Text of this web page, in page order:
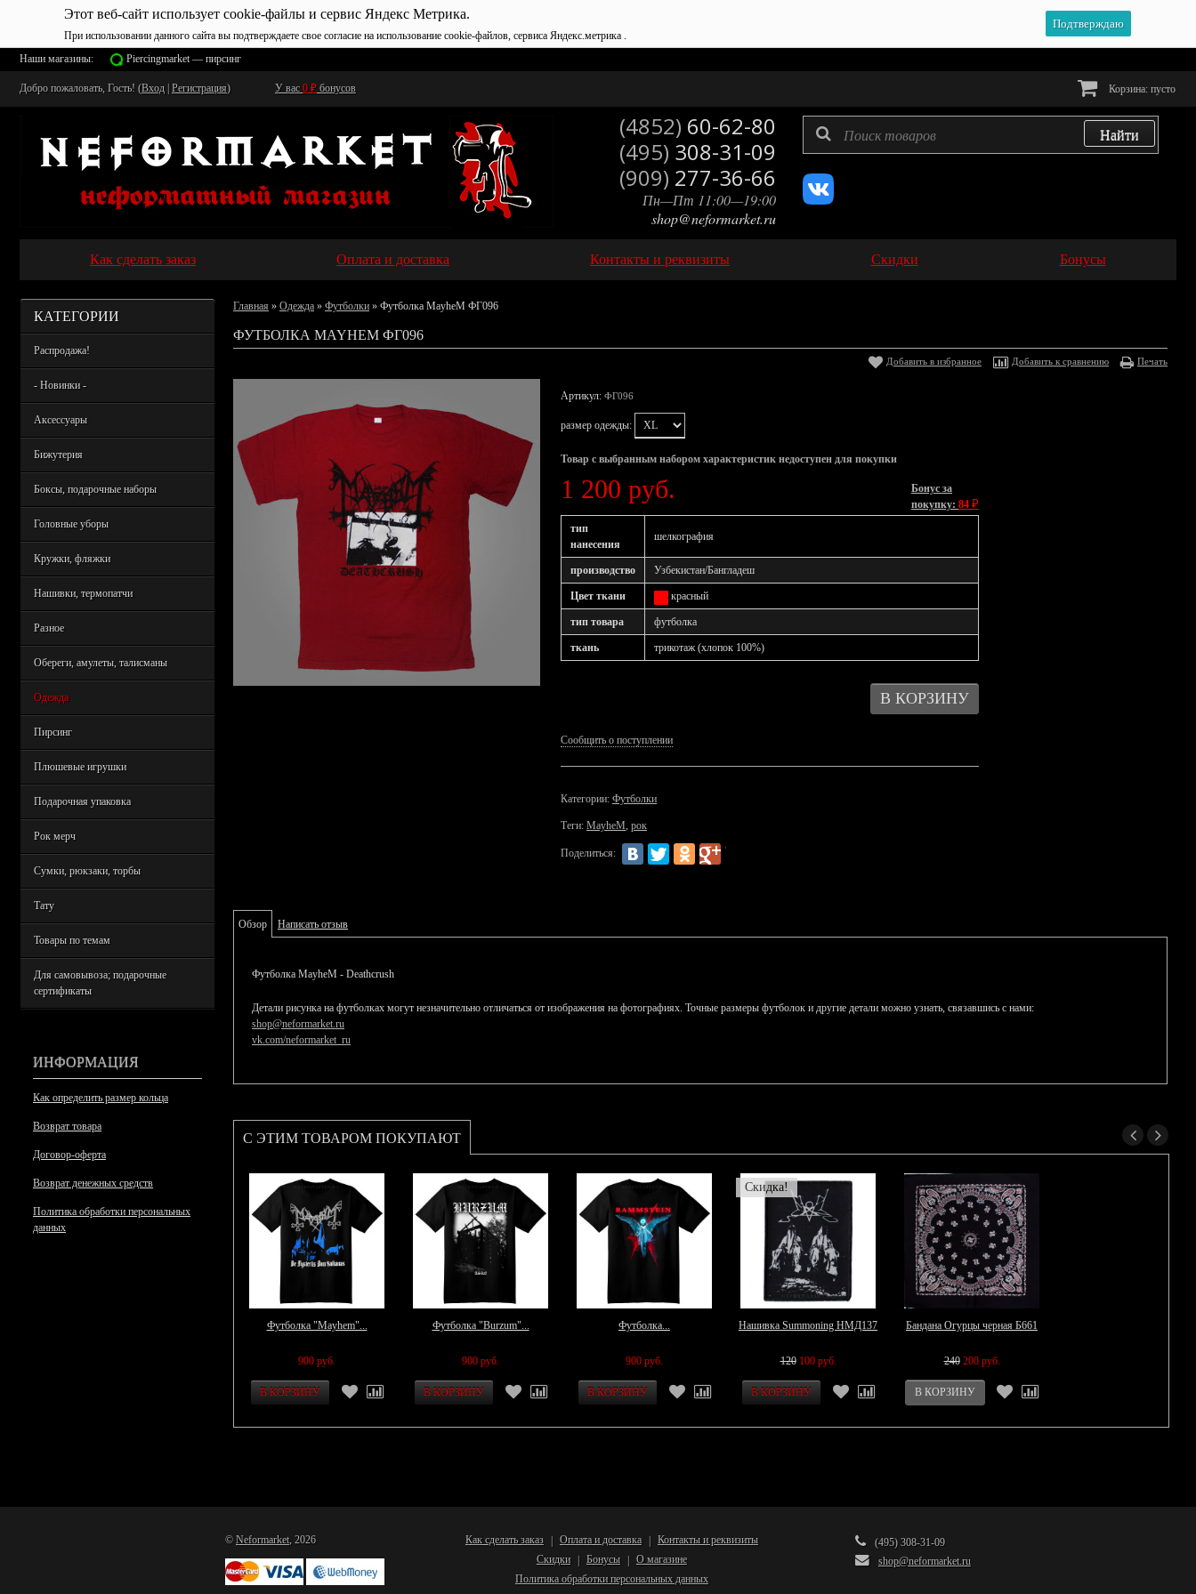
Этот веб-сайт использует cookie-файлы и сервис Яндекс Метрика.
При использовании данного сайта вы подтверждаете свое согласие на использование cookie-файлов, сервиса Яндекс.метрика .
Подтверждаю
Наши магазины: Piercingmarket — пирсинг
Добро пожаловать, Гость! (Вход Регистрация) У вас 0 ₽ бонусов Корзина: пусто
(4852) 60-62-80
(495) 308-31-09
(909) 277-36-66
Пн—Пт 11:00—19:00
shop@neformarket.ru
Как сделать заказ Оплата и доставка Контакты и реквизиты Скидки Бонусы
КАТЕГОРИИ
Распродажа!
- Новинки -
Аксессуары
Бижутерия
Боксы, подарочные наборы
Головные уборы
Кружки, фляжки
Нашивки, термопатчи
Разное
Обереги, амулеты, талисманы
Одежда
Пирсинг
Плюшевые игрушки
Подарочная упаковка
Рок мерч
Сумки, рюкзаки, торбы
Тату
Товары по темам
Для самовывоза; подарочные
сертификаты
ИНФОРМАЦИЯ
Как определить размер кольца
Возврат товара
Договор-оферта
Возврат денежных средств
Политика обработки персональных
данных
Главная » Одежда » Футболки » Футболка MayheM ФГ096
ФУТБОЛКА MAYHEM ФГ096
Добавить в избранное Добавить к сравнению Печать
Артикул: ФГ096
размер одежды:
Товар с выбранным набором характеристик недоступен для покупки
1 200 руб.
Бонус за
покупку: 84 ₽
тип
нанесения
шелкография
производство Узбекистан/Бангладеш
Цвет ткани красный
тип товара футболка
ткань трикотаж (хлопок 100%)
Сообщить о поступлении
Категории: Футболки
Теги: MayheM, рок
Поделиться:
Обзор Написать отзыв
Футболка MayheM - Deathcrush
Детали рисунка на футболках могут незначительно отличаться от изображения на фотографиях. Точные размеры футболок и другие детали можно узнать, связавшись с нами:
shop@neformarket.ru
vk.com/neformarket_ru
С ЭТИМ ТОВАРОМ ПОКУПАЮТ
Футболка "Mayhem"...
900 руб.
Футболка "Burzum"...
900 руб.
Футболка...
900 руб.
Скидка!
Нашивка Summoning НМД137
120 100 руб.
Бандана Огурцы черная Б661
240 200 руб.
© Neformarket, 2026 Как сделать заказ | Оплата и доставка | Контакты и реквизиты
Скидки
| Бонусы | О магазине
Политика обработки персональных данных
(495) 308-31-09
shop@neformarket.ru